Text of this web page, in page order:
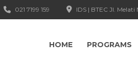
IDS | BTEC Jl.
021 7199 159
HOME PROGRAMS